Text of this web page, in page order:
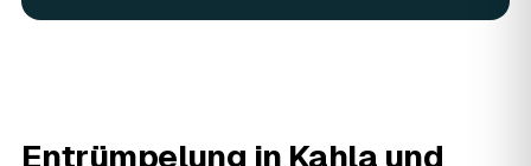
AWL Zentrum vermittelt nur die Entrümpler und ersetzt
Entrümpelung in Kahla und